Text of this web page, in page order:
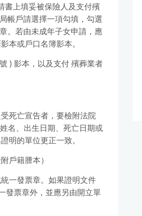
書上填妥被保險人及支付殯
帳戶請選擇一項勾填，勾選
。若由未成年子女申請，應
本或戶口名簿影本。
) 影本，以及支付 殯葬業者
死亡宣告者，要檢附法院
名、出生日期、死亡日期或
明的單位更正一致。
戶籍謄本）
一發票章。如果證明文件
發票章外，並應另由開立單